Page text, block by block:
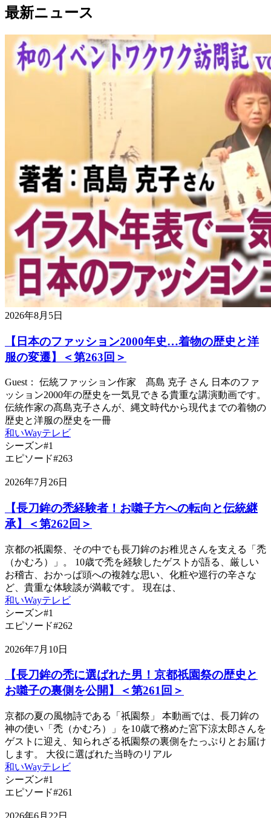
最新ニュース
2026年8月5日
【日本のファッション2000年史…着物の歴史と洋
服の変遷】＜第263回＞
Guest： 伝統ファッション作家 髙島 克子 さん 日本のファ
ッション2000年の歴史を一気見できる貴重な講演動画です。
伝統作家の髙島克子さんが、縄文時代から現代までの着物の
歴史と洋服の歴史を一冊
和いWayテレビ
シーズン#1
エピソード#263
2026年7月26日
【長刀鉾の禿経験者！お囃子方への転向と伝統継
承】＜第262回＞
京都の祇園祭、その中でも長刀鉾のお稚児さんを支える「禿
（かむろ）」。 10歳で禿を経験したゲストが語る、厳しい
お稽古、おかっぱ頭への複雑な思い、化粧や巡行の辛さな
ど、貴重な体験談が満載です。 現在は、
和いWayテレビ
シーズン#1
エピソード#262
2026年7月10日
【長刀鉾の禿に選ばれた男！京都祇園祭の歴史と
お囃子の裏側を公開】＜第261回＞
京都の夏の風物詩である「祇園祭」 本動画では、長刀鉾の
神の使い「禿（かむろ）」を10歳で務めた宮下涼太郎さんを
ゲストに迎え、知られざる祇園祭の裏側をたっぷりとお届け
します。 大役に選ばれた当時のリアル
和いWayテレビ
シーズン#1
エピソード#261